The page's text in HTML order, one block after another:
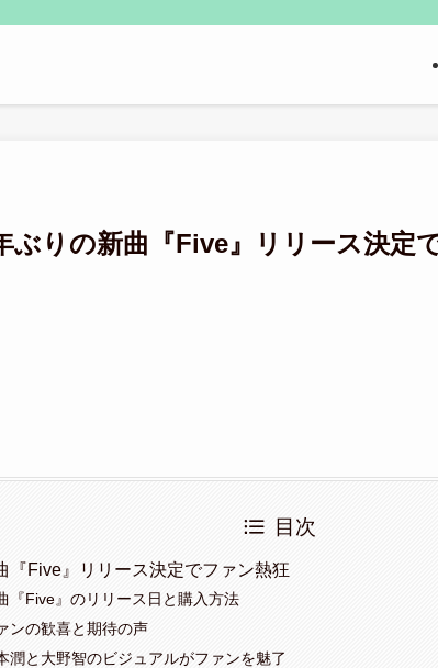
ぶりの新曲『Five』リリース決定
目次
『Five』リリース決定でファン熱狂
『Five』のリリース日と購入方法
ンの歓喜と期待の声
潤と大野智のビジュアルがファンを魅了